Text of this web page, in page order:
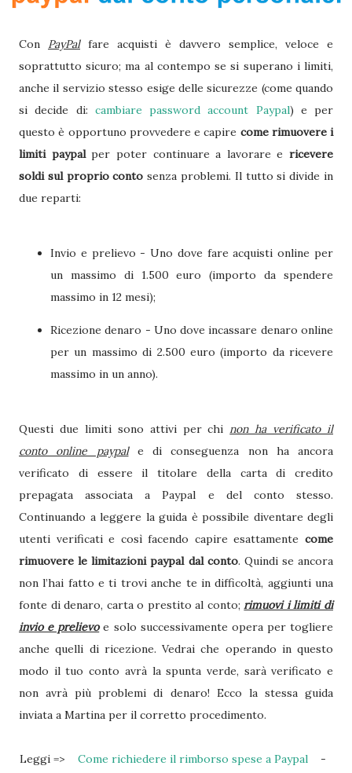
Con PayPalfare acquisti è davvero semplice, veloce e
soprattutto sicuro; ma al contempo se si superano i limiti,
anche il servizio stesso esige delle sicurezze (come quando
si decide di: cambiare password account Paypal) e per
questo è opportuno provvedere e capire come rimuovere i
limiti paypalper poter continuare a lavorare e ricevere
soldi sul proprio conto senza problemi. Il tutto si divide in
due reparti:
Invio e prelievo - Uno dove fare acquisti online per
un massimo di 1.500 euro (importo da spendere
massimo in 12 mesi);
Ricezione denaro - Uno dove incassare denaro online
per un massimo di 2.500 euro (importo da ricevere
massimo in un anno).
Questi due limiti sono attivi per chinon ha verificato il
conto online paypale di conseguenza non ha ancora
verificato di essere il titolare della carta di credito
prepagata associata a Paypal e del conto stesso.
Continuando a leggere la guida è possibile diventare degli
utenti verificati e così facendo capire esattamente come
rimuovere le limitazioni paypal dal conto. Quindi se ancora
non l’hai fatto e ti trovi anche te in difficoltà, aggiunti una
fonte di denaro, carta o prestito al conto;rimuovi i limiti di
invio e prelievoe solo successivamente opera per togliere
anche quelli di ricezione. Vedrai che operando in questo
modo il tuo conto avrà la spunta verde, sarà verificato e
non avrà più problemi di denaro! Ecco la stessa guida
inviata a Martina per il corretto procedimento.
Leggi => Come richiedere il rimborso spese a Paypal -